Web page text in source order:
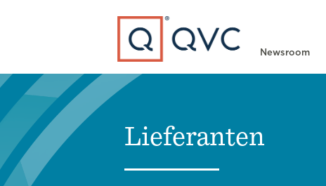
Newsroom
Type to search
Lieferanten